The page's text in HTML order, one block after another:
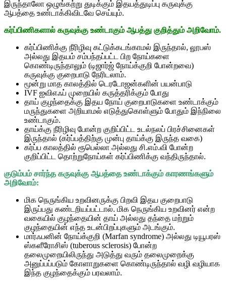
இருந்தாலோ ஒழுங்கற்று துடிக்கும் இதயத்துடிப்பு கருவுக்கு
ஆபத்தை உண்டாக்கிவிடவே செய்யும்.
கர்ப்பிணிகளால் கருவுக்கு உண்டாகும் ஆபத்து குறித்தும் அறிவோம்.
கர்ப்பிணிக்கு நீரிழிவு கட்டுக்கடங்காமல் இருந்தால், லூபஸ்
அல்லது இதயம் சம்பந்தப்பட்ட பிற நோய்களை
கொண்டிருந்தாலும் (டிஜார்ஜ் நோய்க்குறி போன்றவை)
கருவுக்கு குறைபாடு நேரிடலாம்.
மூன்று மாத காலத்தில் டெரடோஜன்களின் பயன்பாடு
IVF ஐவிஎஃப் முறையில் கருத்தரிக்கும் போது
தாய் குழந்தைக்கு இதய நோய் குறைபாடுகளை உண்டாக்கும்
மருந்துகளை அறியாமல் எடுத்துகொள்ளும் போதும் இந்நிலை
உண்டாகும்.
தாய்க்கு நீரிழிவு போன்ற குறிப்பிட்ட உடல்நலப் பிரச்சினைகள்
இருந்தால் (கர்ப்பத்திற்கு முன்பு தாய்க்கு இருந்த வகை)
கர்ப்ப காலத்தில் ரூபெல்லா அல்லது சி.எம்.வி போன்ற
குறிப்பிட்ட தொற்றுநோய்கள் கர்ப்பிணிக்கு வந்திருந்தால்.
குடும்பம் சார்ந்த கருவுக்கு ஆபத்தை உண்டாக்கும் காரணங்களும்
அறிவோம்:
மிக நெருங்கிய உறவினருக்கு பிறவி இதய குறைபாடு
இருப்பது கண்டறியப்பட்டால். மிக நெருங்கிய உறவினர் என்ற
வகையில் குழந்தையின் தாய் அல்லது தந்தை மற்றும்
குழந்தையின் எந்த உடன்பிறப்புகளும் அடங்கும்.
மார்ஃபனின் நோய்க்குறி (Marfan syndrome) அல்லது டியூபரஸ்
ஸ்களீரோசிஸ் (tuberous sclerosis) போன்ற
தலைமுறையிலிருந்து அடுத்து வரும் தலைமுறைக்கு
அனுப்பப்படும் கோளாறுகளை கொண்டிருந்தால் வழி வழியாக
இந்த குழந்தைக்கும் பரவலாம்.